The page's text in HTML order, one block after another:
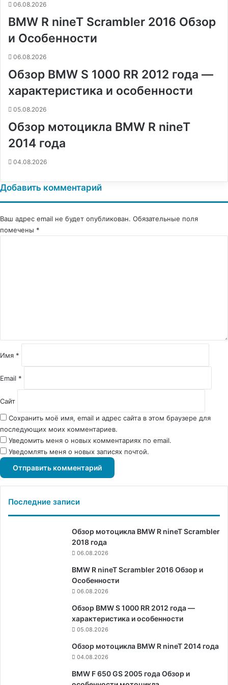
и
к
06.08.2026
BMW R nineT Scrambler 2016 Обзор
и Особенности
06.08.2026
Обзор BMW S 1000 RR 2012 года —
характеристика и особенности
05.08.2026
Обзор мотоцикла BMW R nineT
2014 года
04.08.2026
Добавить комментарий
Ваш адрес email не будет опубликован. Обязательные поля
помечены *
и
й
Имя *
Email *
Сайт
Сохранить моё имя, email и адрес сайта в этом браузере для
последующих моих комментариев.
Уведомить меня о новых комментариях по email.
Уведомлять меня о новых записях почтой.
Последние записи
Обзор мотоцикла BMW R nineT Scrambler
2018 года
06.08.2026
BMW R nineT Scrambler 2016 Обзор и
Особенности
06.08.2026
Обзор BMW S 1000 RR 2012 года —
характеристика и особенности
05.08.2026
Обзор мотоцикла BMW R nineT 2014 года
04.08.2026
BMW F 650 GS 2005 года Обзор и